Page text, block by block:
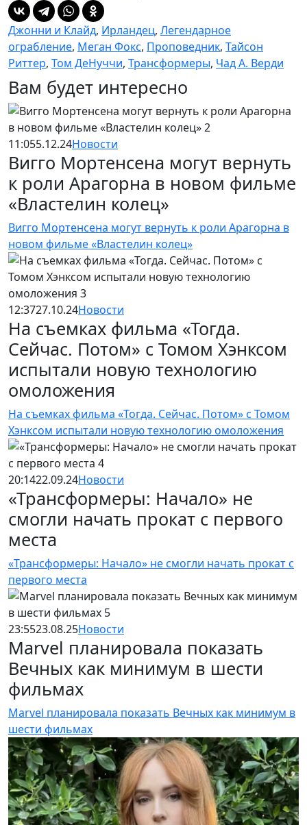
Джонни и Клайд, Ирландец, Легендарное
ограбление, Меган Фокс, Проповедник, Тайсон
Риттер, Том ДеНуччи, Трансформеры, Чад А. Верди
Вам будет интересно
11:055.12.24Новости
Вигго Мортенсена могут вернуть
к роли Арагорна в новом фильме
«Властелин колец»
Вигго Мортенсена могут вернуть к роли Арагорна в
новом фильме «Властелин колец»
12:3727.10.24Новости
На съемках фильма «Тогда.
Сейчас. Потом» с Томом Хэнксом
испытали новую технологию
омоложения
На съемках фильма «Тогда. Сейчас. Потом» с Томом
Хэнксом испытали новую технологию омоложения
20:1422.09.24Новости
«Трансформеры: Начало» не
смогли начать прокат с первого
места
«Трансформеры: Начало» не смогли начать прокат с
первого места
23:5523.08.25Новости
Marvel планировала показать
Вечных как минимум в шести
фильмах
Marvel планировала показать Вечных как минимум в
шести фильмах